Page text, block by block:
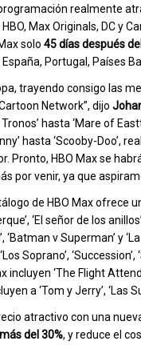
realmente
Max Originals, DC y
solo 45 días después
Portugal, Países
trayendo consigo las
Network”, dijo
hasta ‘Mare of
hasta ‘Scooby-
Pronto, HBO Max se
por venir, ya que
de HBO Max ofrece
‘El señor de los
‘Batman v Superman’ y
Soprano’,
‘The Flight
a ‘Tom y Jerry’, ‘Las
atractivo con una
del 30%, y reduce el